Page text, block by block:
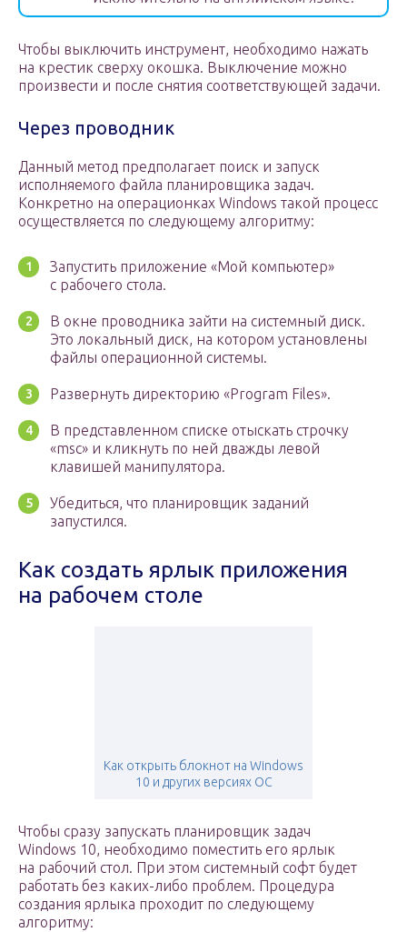
Чтобы выключить инструмент, необходимо нажать
на крестик сверху окошка. Выключение можно
произвести и после снятия соответствующей задачи.
Через проводник
Данный метод предполагает поиск и запуск
исполняемого файла планировщика задач.
Конкретно на операционках Windows такой процесс
осуществляется по следующему алгоритму:
Запустить приложение «Мой компьютер»
с рабочего стола.
В окне проводника зайти на системный диск.
Это локальный диск, на котором установлены
файлы операционной системы.
Развернуть директорию «Program Files».
В представленном списке отыскать строчку
«msc» и кликнуть по ней дважды левой
клавишей манипулятора.
Убедиться, что планировщик заданий
запустился.
Как создать ярлык приложения
на рабочем столе
Как открыть блокнот на Windows
10 и других версиях ОС
Чтобы сразу запускать планировщик задач
Windows 10, необходимо поместить его ярлык
на рабочий стол. При этом системный софт будет
работать без каких-либо проблем. Процедура
создания ярлыка проходит по следующему
алгоритму: